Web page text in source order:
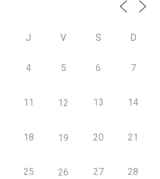
J V S D
4 5 6 7
11 12 13 14
18 19 20 21
25 26 27 28